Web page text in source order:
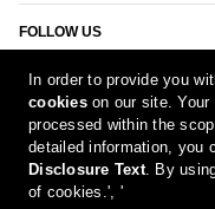
FOLLOW US
[Report Bug]
In order to provide you
cookieson our site. Your
processed within the
detailed information, you
Disclosure Text. By
of cookies.', '